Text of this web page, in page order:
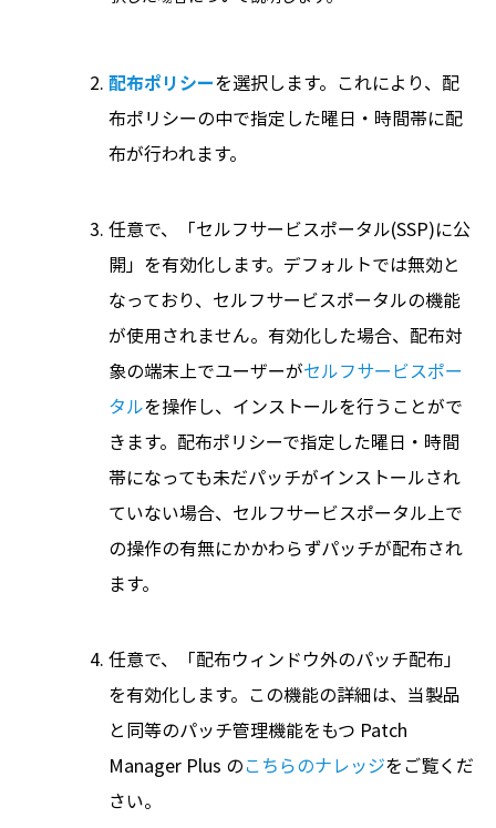
配布ポリシーを選択します。これにより、配
布ポリシーの中で指定した曜日・時間帯に配
布が行われます。
任意で、「セルフサービスポータル(SSP)に公
開」を有効化します。デフォルトでは無効と
なっており、セルフサービスポータルの機能
が使用されません。有効化した場合、配布対
象の端末上でユーザーがセルフサービスポー
タルを操作し、インストールを行うことがで
きます。配布ポリシーで指定した曜日・時間
帯になっても未だパッチがインストールされ
ていない場合、セルフサービスポータル上で
の操作の有無にかかわらずパッチが配布され
ます。
任意で、「配布ウィンドウ外のパッチ配布」
を有効化します。この機能の詳細は、当製品
と同等のパッチ管理機能をもつ Patch
Manager Plus のこちらのナレッジをご覧くだ
さい。